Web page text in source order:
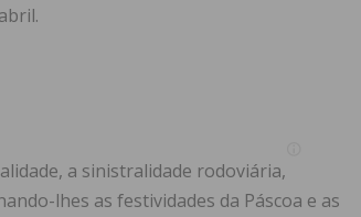
a sinistralidade rodoviária,
lhes as festividades da Páscoa e as